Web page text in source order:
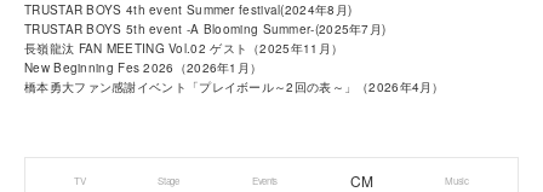
TRUSTAR BOYS 4th event Summer festival(2024年8月)
TRUSTAR BOYS 5th event -A Blooming Summer-(2025年7月)
長嶺龍汰 FAN MEETING Vol.02 ゲスト（2025年11月）
New Beginning Fes 2026（2026年1月）
橋本勇大ファン感謝イベント「プレイボール～2回の表～」（2026年4月）
TV Stage Events CM Music